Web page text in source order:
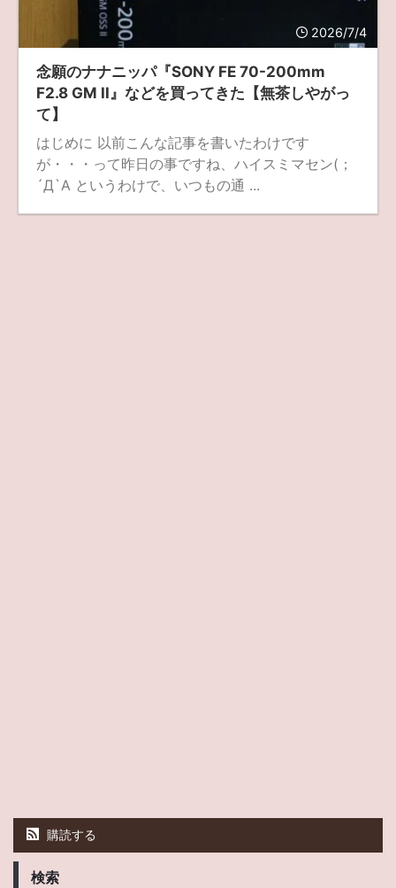
2026/7/4
念願のナナニッパ『SONY FE 70-200mm
F2.8 GM II』などを買ってきた【無茶しやがっ
て】
はじめに 以前こんな記事を書いたわけです
が・・・って昨日の事ですね、ハイスミマセン(；
´Д`A というわけで、いつもの通 ...
購読する
検索